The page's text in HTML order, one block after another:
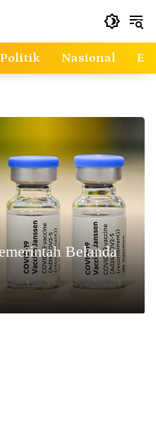
Politik Nasional
Belanda